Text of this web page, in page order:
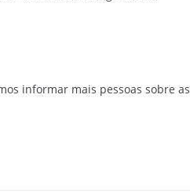
informar mais pessoas sobre as